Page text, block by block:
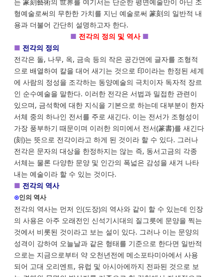
형예술로써의 무한한 가치를 지닌 예술로써 篆刻의 일반적 내
용과 더불어 간단히 설명하고자 한다.
■ 전각의 정의 및 역사 ■
■ 전각의 정의
전각은 돌, 나무, 옥, 금속 등의 작은 공간면에 글자를 조형적
으로 배열하여 칼을 대어 새기는 것으로 印이라는 한정된 세계
에 사람의 정성을 조각하는 동양예술의 극치이자 독자적 장르
인 순수예술을 말한다. 이러한 전각은 서법과 밀접한 관련이
있으며, 금석학에 대한 지식을 기본으로 하는데 대부분이 한자
서체 중의 하나인 전서를 주로 새긴다. 이는 전서가 조형성이
가장 풍부하기 때문이며 이러한 의미에서 전서(篆書)를 새긴다
(刻)는 뜻으로 전각이라고 하게 된 것이라 할 수 있다. 그러나
전각은 문자의 대상을 한정하지는 않는 즉, 동서고금의 각종
서체는 물론 다양한 문양 및 인간의 폭넓은 감성을 새겨 나타
내는 예술이라 할 수 있는 것이다.
■ 전각의 역사
⊙인의 역사
전각의 역사는 먼저 인(도장)의 역사와 같이 할 수 있는데 인장
의 사용은 아주 오래전인 신석기시대의 질그릇에 문양을 찍는
것에서 비롯된 것이라고 보는 설이 있다. 그러나 이는 문양의
성격이 강하여 오늘날과 같은 형태를 기준으로 한다면 일반적
으로는 지금으로부터 약 오천년전에 메소포타미아에서 사용
되어 고대 오리엔트, 유럽 및 아시아에까지 전파된 것으로 보